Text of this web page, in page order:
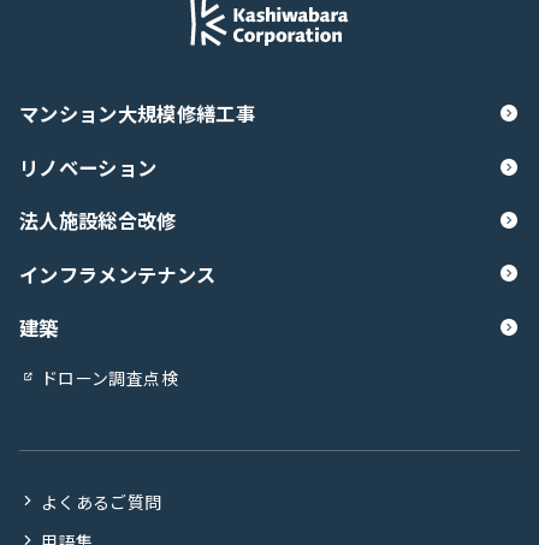
マンション大規模修繕工事
リノベーション
法人施設総合改修
インフラメンテナンス
建築
ドローン調査点検
よくあるご質問